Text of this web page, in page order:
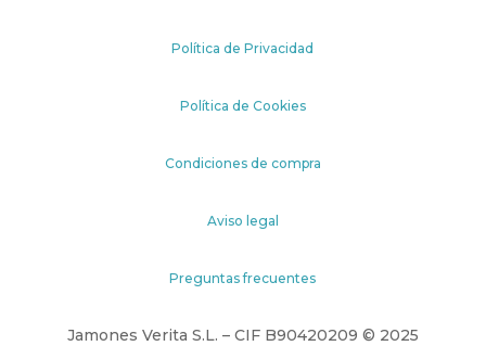
Política de Privacidad
Política de Cookies
Condiciones de compra
Aviso legal
Preguntas frecuentes
Jamones Verita S.L. – CIF B90420209 © 2025